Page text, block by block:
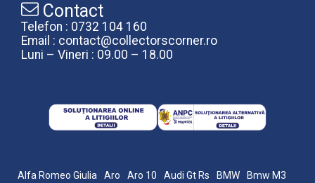
Contact
Telefon : 0732 104 160
Email : contact@collectorscorner.ro
Luni – Vineri : 09.00 – 18.00
Alfa Romeo Giulia Aro Aro 10 Audi Gt Rs BMW
Bmw M3